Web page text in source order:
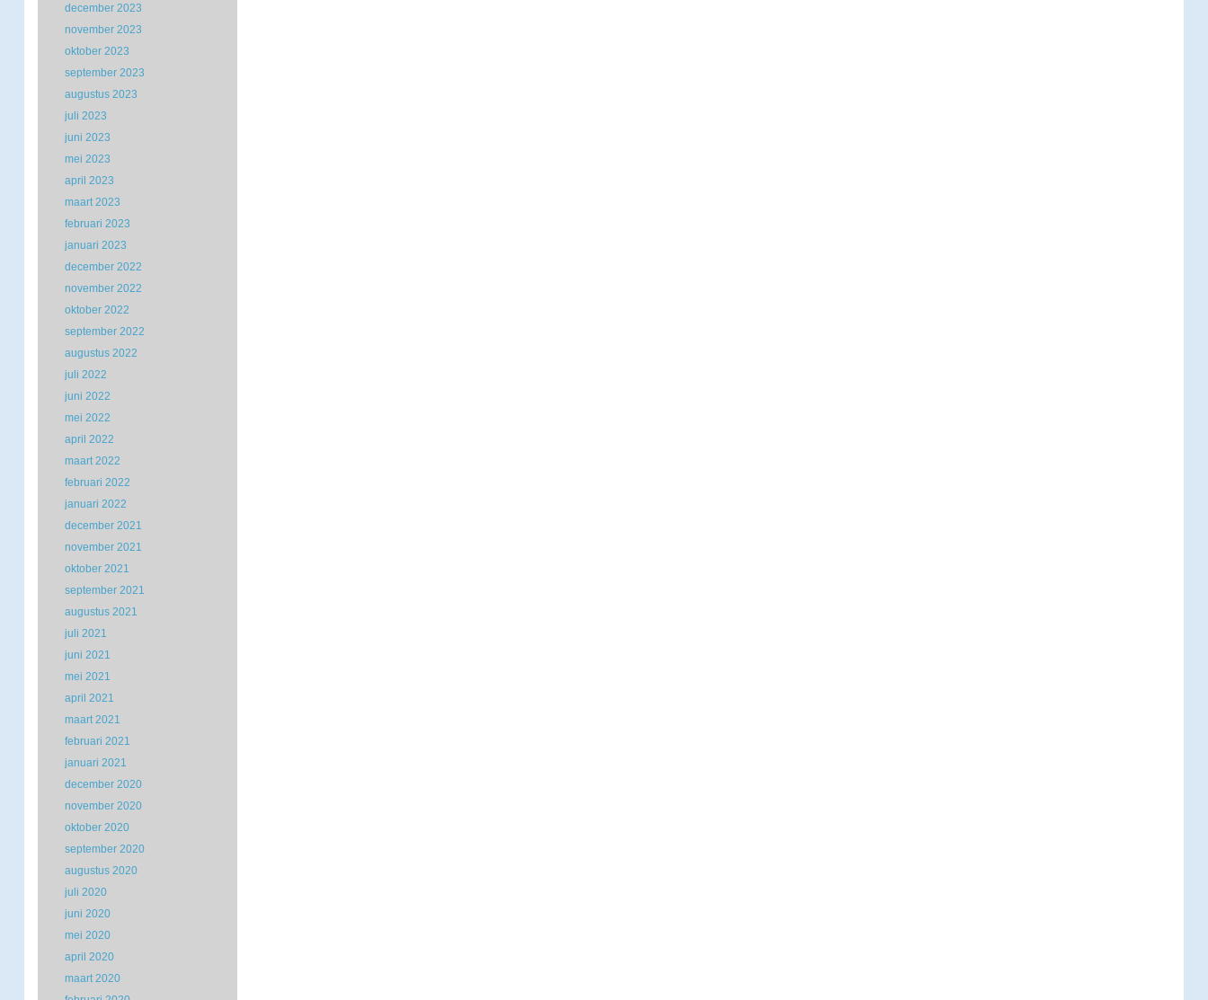
december 2023
november 2023
oktober 2023
september 2023
augustus 2023
juli 2023
juni 2023
mei 2023
april 2023
maart 2023
februari 2023
januari 2023
december 2022
november 2022
oktober 2022
september 2022
augustus 2022
juli 2022
juni 2022
mei 2022
april 2022
maart 2022
februari 2022
januari 2022
december 2021
november 2021
oktober 2021
september 2021
augustus 2021
juli 2021
juni 2021
mei 2021
april 2021
maart 2021
februari 2021
januari 2021
december 2020
november 2020
oktober 2020
september 2020
augustus 2020
juli 2020
juni 2020
mei 2020
april 2020
maart 2020